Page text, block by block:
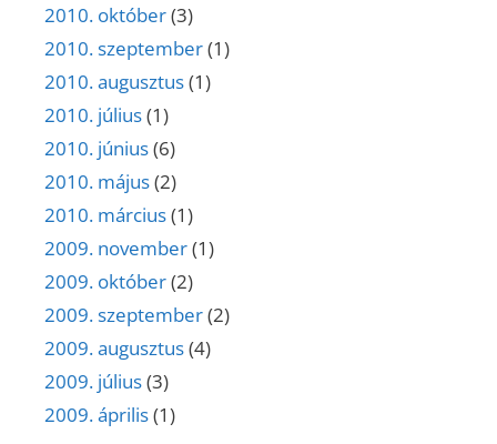
2010. október(3)
2010. szeptember(1)
2010. augusztus(1)
2010. július(1)
2010. június(6)
2010. május(2)
2010. március(1)
2009. november(1)
2009. október(2)
2009. szeptember(2)
2009. augusztus(4)
2009. július(3)
2009. április(1)